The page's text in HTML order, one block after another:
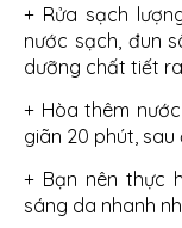
+ Rửa sạch
nước sạch, đun
dưỡng chất tiết
+ Hòa thêm
giãn 20 phút,
+ Bạn nên thực
sáng da nhanh